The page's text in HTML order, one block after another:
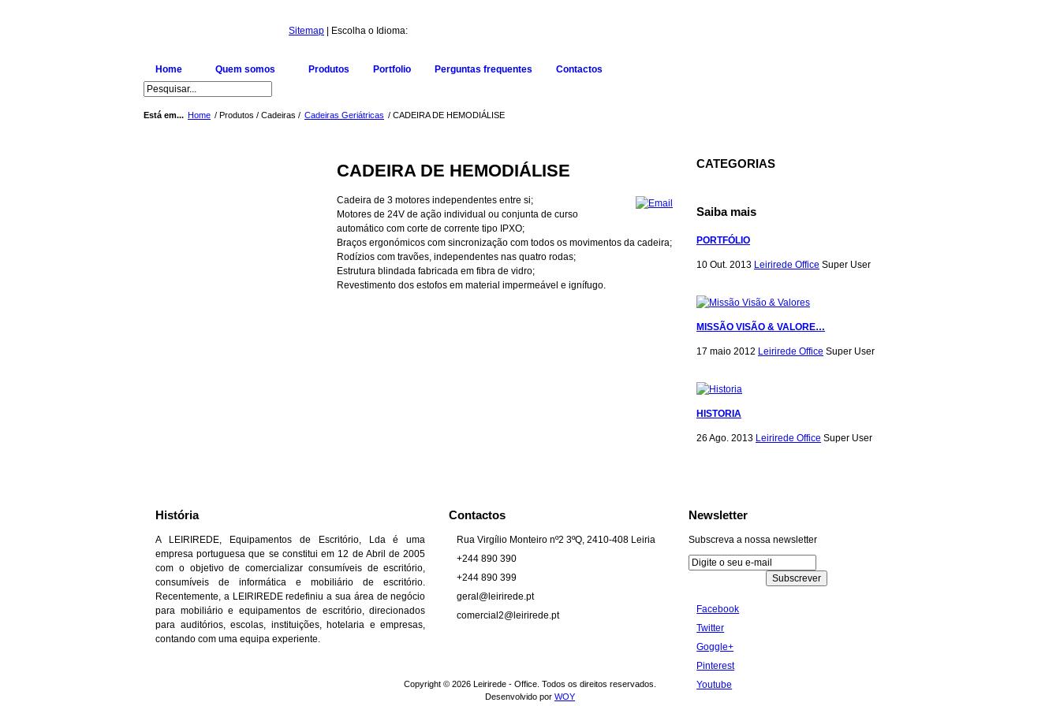
Sitemap | Escolha o Idioma:
Home Quem somos Produtos Portfolio Perguntas frequentes Contactos
Está em... Home / Produtos / Cadeiras / Cadeiras Geriátricas / CADEIRA DE HEMODIÁLISE
CADEIRA DE HEMODIÁLISE
Cadeira de 3 motores independentes entre si;
Motores de 24V de ação individual ou conjunta de curso
automático com corte de corrente tipo IPXO;
Braços ergonómicos com sincronização com todos os movimentos da cadeira;
Rodízios com travões, independentes nas quatro rodas;
Estrutura blindada fabricada em fibra de vidro;
Revestimento dos estofos em material impermeável e ignífugo.
CATEGORIAS
Saiba mais
PORTFÓLIO
10 Out. 2013 Leirirede Office Super User
MISSÃO VISÃO & VALORE…
17 maio 2012 Leirirede Office Super User
HISTORIA
26 Ago. 2013 Leirirede Office Super User
História
A LEIRIREDE, Equipamentos de Escritório, Lda é uma
empresa portuguesa que se constitui em 12 de Abril de 2005
com o objetivo de comercializar consumíveis de escritório,
consumíveis de informática e mobiliário de escritório.
Recentemente, a LEIRIREDE redefiniu a sua área de negócio
para mobiliário e equipamentos de escritório, direcionados
para auditórios, escolas, instituições, hotelaria e empresas,
contando com uma equipa experiente.
Contactos
Rua Virgílio Monteiro nº2 3ºQ, 2410-408 Leiria
+244 890 390
+244 890 399
geral@leirirede.pt
comercial2@leirirede.pt
Newsletter
Subscreva a nossa newsletter
Facebook
Twitter
Goggle+
Pinterest
Youtube
Copyright © 2026 Leirirede - Office. Todos os direitos reservados.
Desenvolvido por WOY